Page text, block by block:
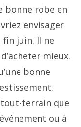
bonne robe en
envisager
fin juin. Il ne
mieux.
bonne
terrain que
ou à